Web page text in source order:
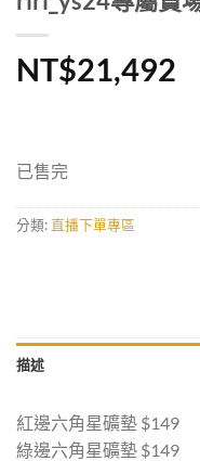
NT$21,492
已售完
分類: 直播下單專區
描述
紅邊六角星礦墊 $149
綠邊六角星礦墊 $149